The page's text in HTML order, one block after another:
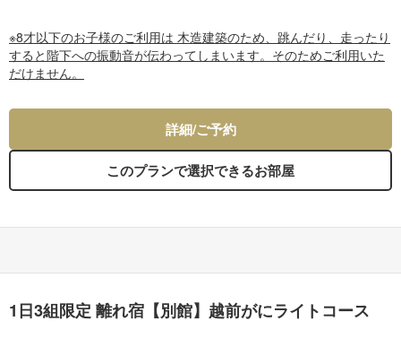
※8才以下のお子様のご利用は 木造建築のため、跳んだり、走ったり
すると階下への振動音が伝わってしまいます。そのためご利用いた
だけません。
詳細/ご予約
このプランで選択できるお部屋
1日3組限定 離れ宿【別館】越前がにライトコース